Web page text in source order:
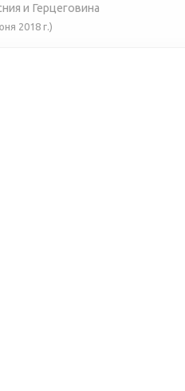
и Герцеговина
2018 г.)